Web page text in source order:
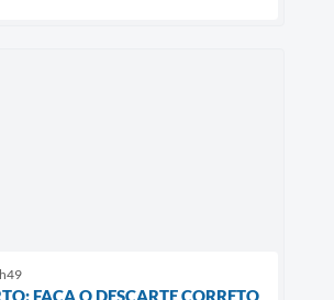
FAÇA O DESCARTE CORRETO